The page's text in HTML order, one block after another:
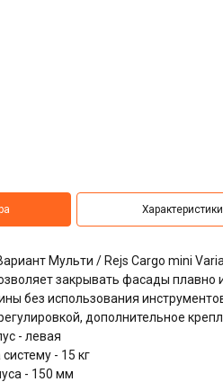
Характеристики
Мульти / Rejs Cargo mini
закрывать фасады плавно
без использования
дополнительное
- левая
- 15 кг
- 150 мм